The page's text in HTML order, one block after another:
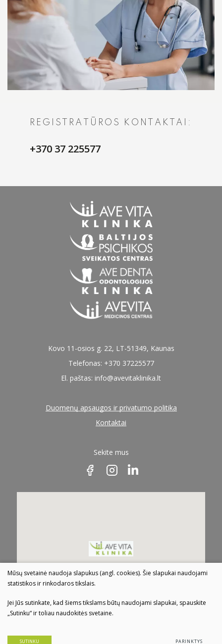
REGISTRATŪROS KONTAKTAI:
+370 37 225577
Kovo 11-osios g. 22, LT-51349, Kaunas
Telefonas: +370 37225577
El. paštas: info@avevitaklinika.lt
Duomenų apsaugos ir privatumo politika
Kontaktai
Sekite mus
Mūsų svetainė naudoja slapukus (angl. cookies). Šie slapukai naudojami
statistikos ir rinkodaros tikslais.
Jei Jūs sutinkate, kad šiems tikslams būtų naudojami slapukai, spauskite
„Sutinku“ ir toliau naudokitės svetaine.
SUTINKU PARINKTYS